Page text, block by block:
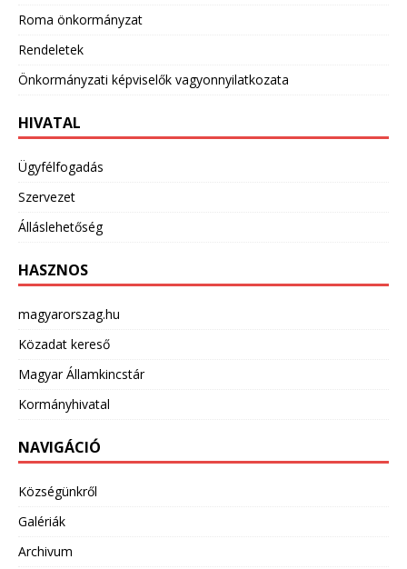
Roma önkormányzat
Rendeletek
Önkormányzati képviselők vagyonnyilatkozata
HIVATAL
Ügyfélfogadás
Szervezet
Álláslehetőség
HASZNOS
magyarorszag.hu
Közadat kereső
Magyar Államkincstár
Kormányhivatal
NAVIGÁCIÓ
Községünkről
Galériák
Archivum